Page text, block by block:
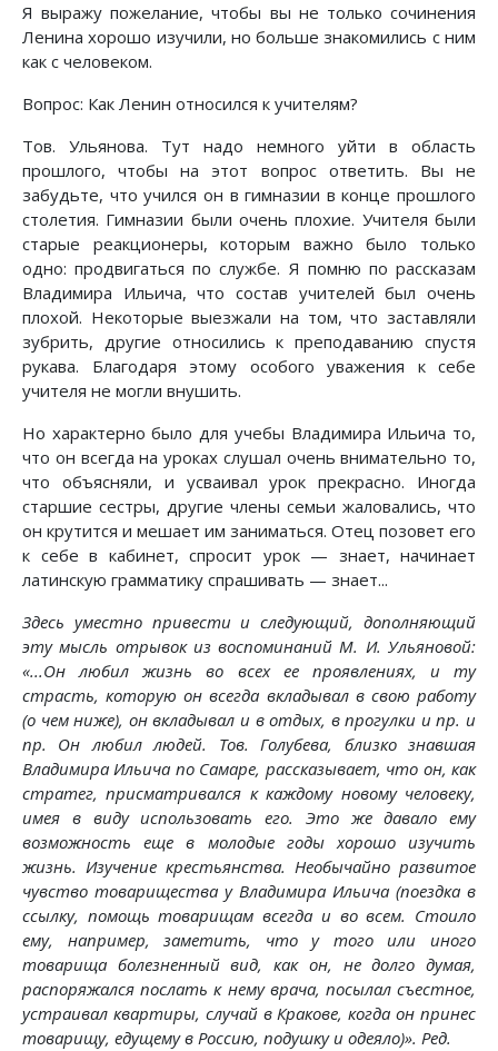
Я выражу пожелание, чтобы вы не только сочинения
Ленина хорошо изучили, но больше знакомились с ним
как с человеком.
Вопрос: Как Ленин относился к учителям?
Тов. Ульянова. Тут надо немного уйти в область
прошлого, чтобы на этот вопрос ответить. Вы не
забудьте, что учился он в гимназии в конце прошлого
столетия. Гимназии были очень плохие. Учителя были
старые реакционеры, которым важно было только
одно: продвигаться по службе. Я помню по рассказам
Владимира Ильича, что состав учителей был очень
плохой. Некоторые выезжали на том, что заставляли
зубрить, другие относились к преподаванию спустя
рукава. Благодаря этому особого уважения к себе
учителя не могли внушить.
Но характерно было для учебы Владимира Ильича то,
что он всегда на уроках слушал очень внимательно то,
что объясняли, и усваивал урок прекрасно. Иногда
старшие сестры, другие члены семьи жаловались, что
он крутится и мешает им заниматься. Отец позовет его
к себе в кабинет, спросит урок — знает, начинает
латинскую грамматику спрашивать — знает...
Здесь уместно привести и следующий, дополняющий
эту мысль отрывок из воспоминаний M. И. Ульяновой:
«...Он любил жизнь во всех ее проявлениях, и ту
страсть, которую он всегда вкладывал в свою работу
(о чем ниже), он вкладывал и в отдых, в прогулки и пр. и
пр. Он любил людей. Тов. Голубева, близко знавшая
Владимира Ильича по Самаре, рассказывает, что он, как
стратег, присматривался к каждому новому человеку,
имея в виду использовать его. Это же давало ему
возможность еще в молодые годы хорошо изучить
жизнь. Изучение крестьянства. Необычайно развитое
чувство товарищества у Владимира Ильича (поездка в
ссылку, помощь товарищам всегда и во всем. Стоило
ему, например, заметить, что у того или иного
товарища болезненный вид, как он, не долго думая,
распоряжался послать к нему врача, посылал съестное,
устраивал квартиры, случай в Кракове, когда он принес
товарищу, едущему в Россию, подушку и одеяло)». Ред.